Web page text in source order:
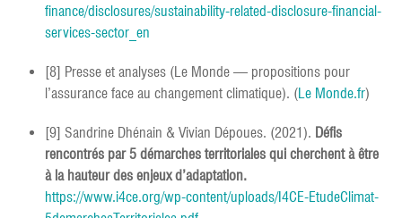
finance/disclosures/sustainability-related-disclosure-financial-
services-sector_en
[8] Presse et analyses (Le Monde — propositions pour
l’assurance face au changement climatique). (Le Monde.fr)
[9] Sandrine Dhénain & Vivian Dépoues. (2021). Défis
rencontrés par 5 démarches territoriales qui cherchent à être
à la hauteur des enjeux d’adaptation.
https://www.i4ce.org/wp-content/uploads/I4CE-EtudeClimat-